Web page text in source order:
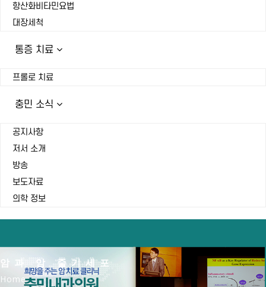
항산화비타민요법
대장세척
통증 치료
프롤로 치료
충민 소식
공지사항
저서 소개
방송
보도자료
의학 정보
암과 암 줄기세포
Home